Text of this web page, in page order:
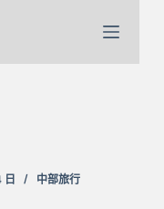
中部旅行